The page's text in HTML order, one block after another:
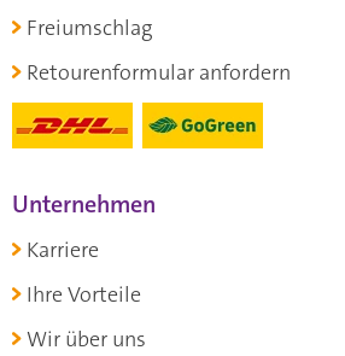
Freiumschlag
Retourenformular anfordern
Unternehmen
Karriere
Ihre Vorteile
Wir über uns